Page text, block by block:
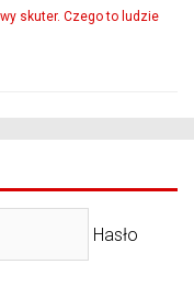
skuter. Czego to ludzie
Hasło